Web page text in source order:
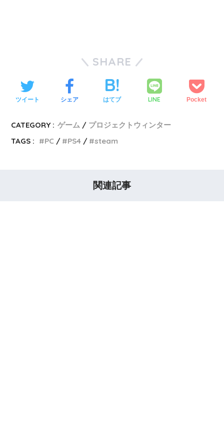
SHARE
ツイート シェア はてブ LINE Pocket
CATEGORY : ゲーム
プロジェクトウィンター
TAGS :
PC PS4 steam
関連記事